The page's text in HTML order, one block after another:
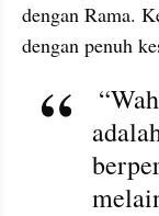
dengan Rama.
dengan penuh